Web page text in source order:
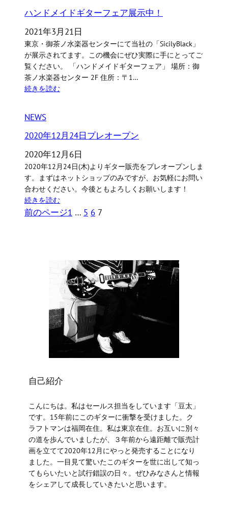
ハンドメイドギターフェア展示中！
2021年3月21日
東京・御茶ノ水楽器センターにて当社の「SicilyBlack」
が展示されてます。この機会にぜひ実際に手にとってご
覧ください。 「ハンドメイドギターフェア」 場所：御
茶ノ水楽器センター 2F 住所：〒1…
続きを読む
NEWS
2020年12月24日プレオープン
2020年12月6日
2020年12月24日(木)よりギター販売をプレオープンしま
す。まずはネットショップのみですが、お気軽にお問い
合わせください。今後ともよろしくお願いします！
続きを読む
前のページ1 … 5 6 7
自己紹介
こんにちは。私はセールス担当をしています「豆太」
です。15年前にこのギターに衝撃を受けました。ク
ラフトマンは福岡在住。私は東京在住。お互いに別々
の道を歩んでいましたが、３年前から遠距離で販売計
画を立てて2020年12月にやっと発売することになり
ました。一目見て驚いたこのギターを世に出して知っ
てもらいたいと試行錯誤の日々。ぜひみなさんと情報
をシェアして成長していきたいと思います。